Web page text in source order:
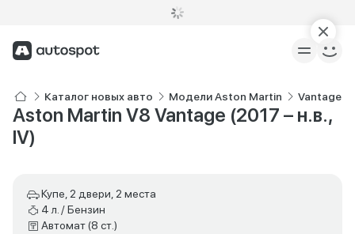
Каталог новых авто Модели Aston Martin Vantage
Aston Martin V8 Vantage (2017 – н.в.,
IV)
Купе, 2 двери, 2 места
4 л. / Бензин
Автомат (8 ст.)